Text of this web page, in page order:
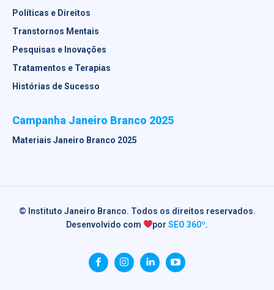
Políticas e Direitos
Transtornos Mentais
Pesquisas e Inovações
Tratamentos e Terapias
Histórias de Sucesso
Campanha Janeiro Branco 2025
Materiais Janeiro Branco 2025
© Instituto Janeiro Branco. Todos os direitos reservados.
Desenvolvido com
porSEO 360º.